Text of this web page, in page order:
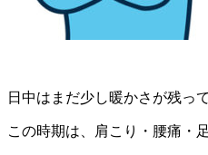
日中はまだ少し暖かさが残っ
この時期は、肩こり・腰痛・